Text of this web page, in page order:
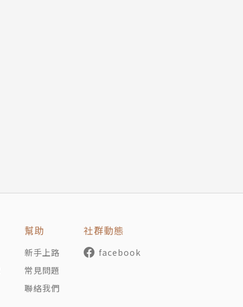
幫助
新手上路
常見問題
聯絡我們
社群動態
facebook